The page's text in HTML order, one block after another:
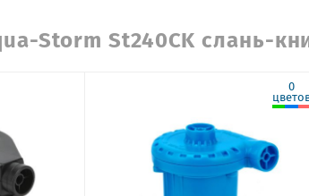
Storm St240CK слань-
0